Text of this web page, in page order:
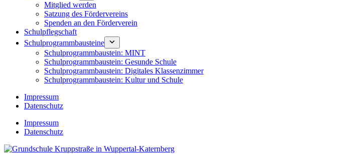
Mitglied werden
Satzung des Fördervereins
Spenden an den Förderverein
Schulpflegschaft
Schulprogrammbausteine
Schulprogrammbaustein: MINT
Schulprogrammbaustein: Gesunde Schule
Schulprogrammbaustein: Digitales Klassenzimmer
Schulprogrammbaustein: Kultur und Schule
Impressum
Datenschutz
Impressum
Datenschutz